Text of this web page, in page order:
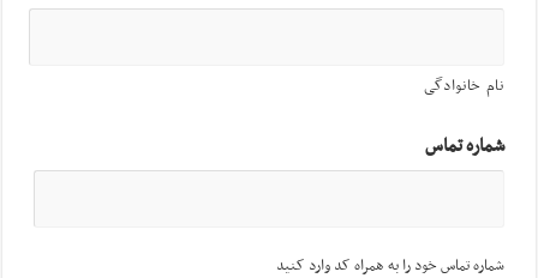
نام خانوادگی
شماره تماس
شماره تماس خود را به همراه کد وارد کنید